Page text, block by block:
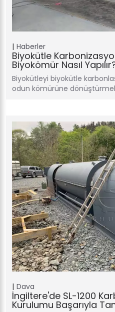
Haberler
Biyokütle
Biyokömür Nasıl
Biyokütleyi biyokütle
odun kömürüne
Dava
İngiltere'de SL-1200
Kurulumu Başarıyla